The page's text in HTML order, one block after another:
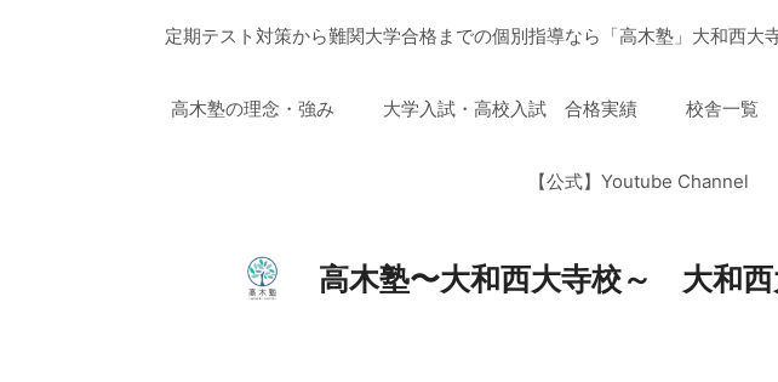
定期テスト対策から難関大学合格までの個別指導なら「高木塾」大和西
高木塾の理念・強み 大学入試・高校入試 合格実績 校舎一覧
【公式】Youtube Channel
高木塾〜大和西大寺校～ 大和